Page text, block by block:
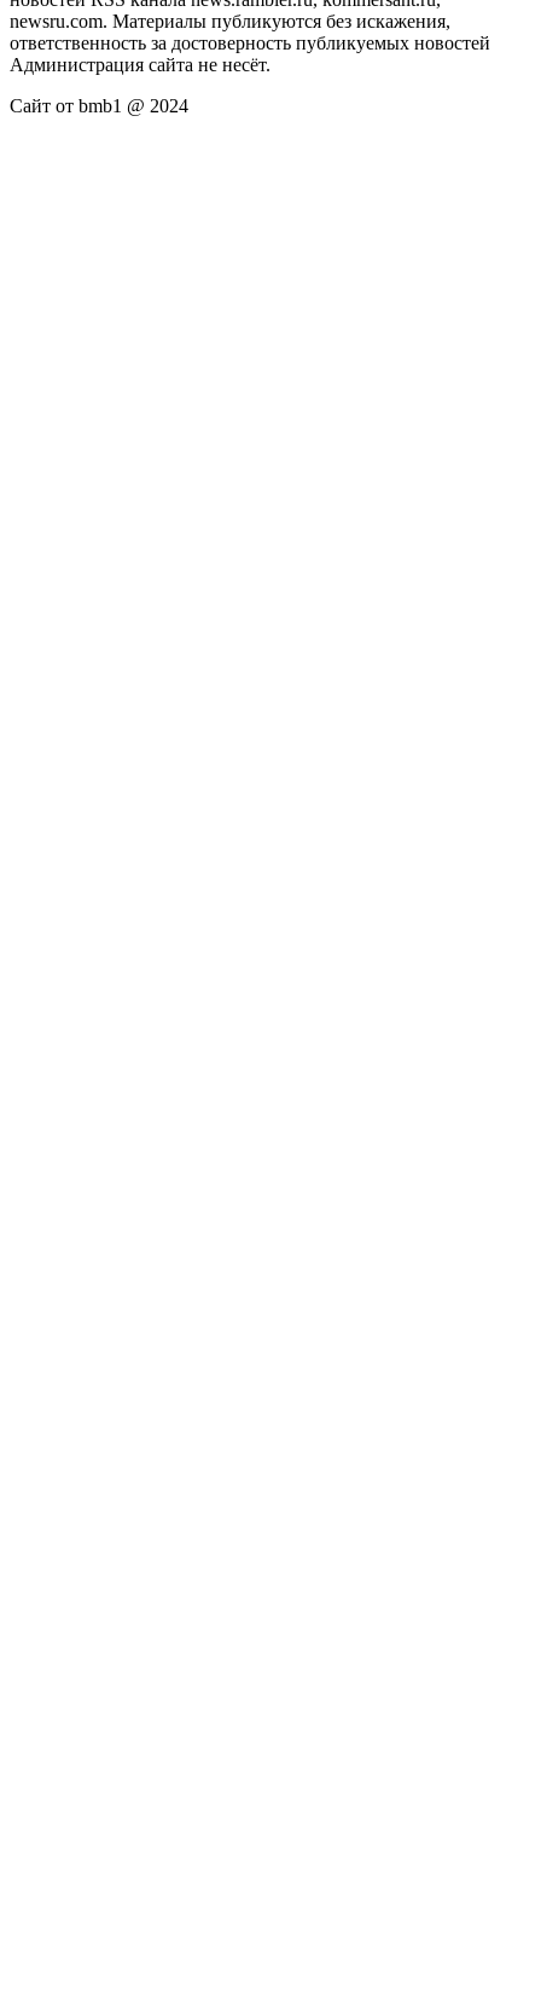
newsru.com. Материалы публикуются без искажения,
ответственность за достоверность публикуемых новостей
Администрация сайта не несёт.
Сайт от bmb1 @ 2024